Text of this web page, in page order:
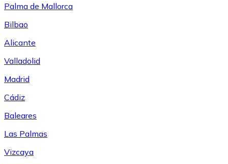
Palma de Mallorca
Bilbao
Alicante
Valladolid
Madrid
Cádiz
Baleares
Las Palmas
Vizcaya